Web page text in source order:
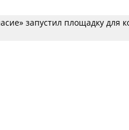
запустил площадку для